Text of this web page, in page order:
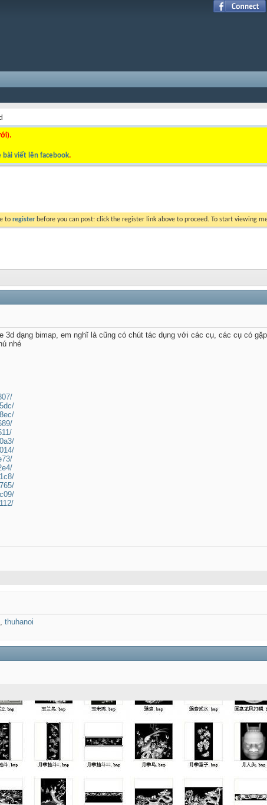
bài viết lên facebook.
to register before you can post: click the register link above to proceed. To start viewing
3d dạng bimap, em nghĩ là cũng có chút tác dụng với các cụ, các cụ có
nhé
, thuhanoi